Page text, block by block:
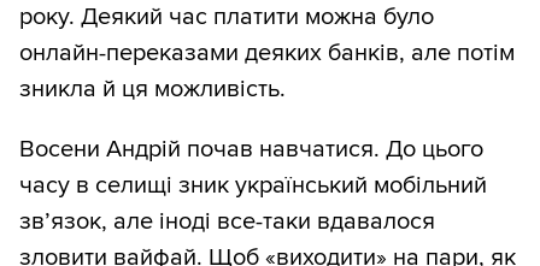
року. Деякий час платити можна було
онлайн-переказами деяких банків, але потім
зникла й ця можливість.
Восени Андрій почав навчатися. До цього
часу в селищі зник український мобільний
зв’язок, але іноді все-таки вдавалося
зловити вайфай. Щоб «виходити» на пари, як